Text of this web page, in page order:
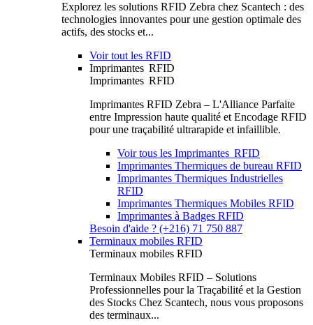
Explorez les solutions RFID Zebra chez Scantech : des
technologies innovantes pour une gestion optimale des
actifs, des stocks et...
Voir tout les RFID
Imprimantes RFID
Imprimantes RFID
Imprimantes RFID Zebra – L'Alliance Parfaite
entre Impression haute qualité et Encodage RFID
pour une traçabilité ultrarapide et infaillible.
Voir tous les Imprimantes RFID
Imprimantes Thermiques de bureau RFID
Imprimantes Thermiques Industrielles
RFID
Imprimantes Thermiques Mobiles RFID
Imprimantes à Badges RFID
Besoin d'aide ? (+216) 71 750 887
Terminaux mobiles RFID
Terminaux mobiles RFID
Terminaux Mobiles RFID – Solutions
Professionnelles pour la Traçabilité et la Gestion
des Stocks Chez Scantech, nous vous proposons
des terminaux...